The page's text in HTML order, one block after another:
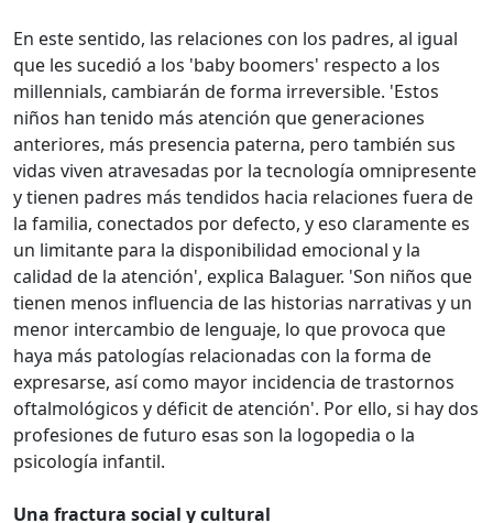
En este sentido, las relaciones con los padres, al igual
que les sucedió a los 'baby boomers' respecto a los
millennials, cambiarán de forma irreversible. 'Estos
niños han tenido más atención que generaciones
anteriores, más presencia paterna, pero también sus
vidas viven atravesadas por la tecnología omnipresente
y tienen padres más tendidos hacia relaciones fuera de
la familia, conectados por defecto, y eso claramente es
un limitante para la disponibilidad emocional y la
calidad de la atención', explica Balaguer. 'Son niños que
tienen menos influencia de las historias narrativas y un
menor intercambio de lenguaje, lo que provoca que
haya más patologías relacionadas con la forma de
expresarse, así como mayor incidencia de trastornos
oftalmológicos y déficit de atención'. Por ello, si hay dos
profesiones de futuro esas son la logopedia o la
psicología infantil.
Una fractura social y cultural